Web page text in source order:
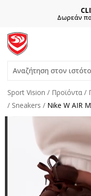
από κατάστημα
Αναζήτηση στον
Sport Vision Προϊόντα
Sneakers
Nike W AIR